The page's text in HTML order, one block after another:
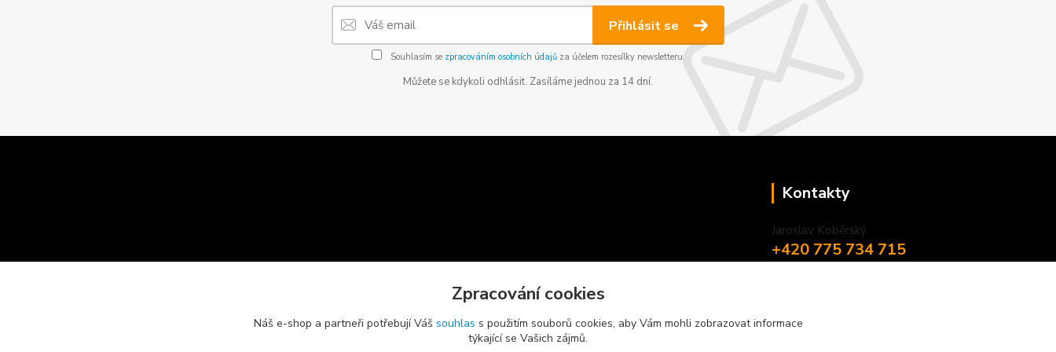
Přihlásit se
Souhlasím se zpracováním osobních údajůza účelem rozesílky newsletteru.
Můžete se kdykoli odhlásit. Zasíláme jednou za 14 dní.
Kontakty
Jaroslav Koběrský
+420 775 734 715
Zpracování cookies
Náš e-shop a partneři potřebují Váš souhlas s použitím souborů cookies, aby Vám mohli zobrazovat informace
týkající se Vašich zájmů.